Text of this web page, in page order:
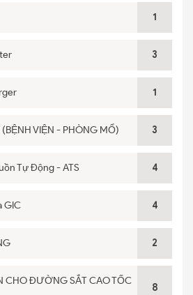
1
3
1
(BỆNH VIỆN - PHÒNG MỔ) 3
Tự Động - ATS 4
GIC 4
2
CHO ĐƯỜNG SẮT CAO TỐC
8